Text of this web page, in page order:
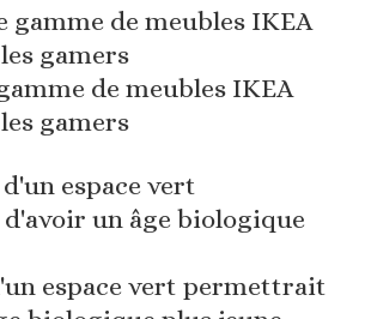
de meubles IKEA
gamers
espace vert permettrait